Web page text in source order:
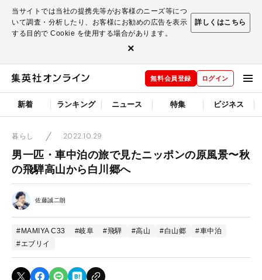
当サイトでは当社の提携先等がお客様のニーズ等につ
いて調査・分析したり、お客様にお勧めの広告を表示
する目的で Cookie を使用する場合があります。
詳しくはこちら
×
無料会員登録 ログイン
新着 ランキング ニュース 特集 ビジネス
暮らし 2022.10.29
男一匹・車中泊の旅で見たニッポンの原風景〜秋
の飛騨高山から白川郷へ
佐藤誠二朗
#MAMIYA C33 #岐阜 #飛騨 #高山 #白山郷
#車中泊
#エブリイ